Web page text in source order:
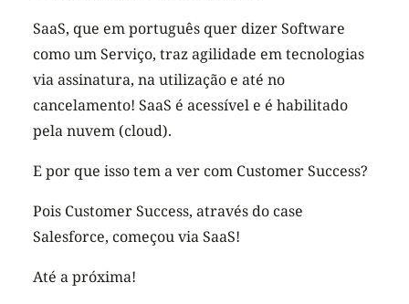
SaaS, que em português quer dizer Software
como um Serviço, traz agilidade em tecnologias
via assinatura, na utilização e até no
cancelamento! SaaS é acessível e é habilitado
pela nuvem (cloud).
E por que isso tem a ver com Customer Success?
Pois Customer Success, através do case
Salesforce, começou via SaaS!
Até a próxima!